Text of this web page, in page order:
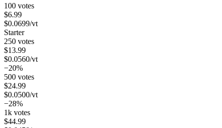
100 votes
$6.99
$0.0699/vt
Starter
250 votes
$13.99
$0.0560/vt
−20%
500 votes
$24.99
$0.0500/vt
−28%
1k votes
$44.99